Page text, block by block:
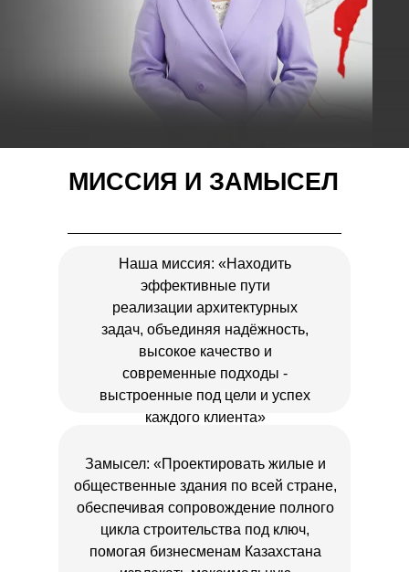
МИССИЯ И ЗАМЫСЕЛ
Наша миссия: «Находить
эффективные пути
реализации архитектурных
задач, объединяя надёжность,
высокое качество и
современные подходы -
выстроенные под цели и успех
каждого клиента»
Замысел: «Проектировать жилые и
общественные здания по всей стране,
обеспечивая сопровождение полного
цикла строительства под ключ,
помогая бизнесменам Казахстана